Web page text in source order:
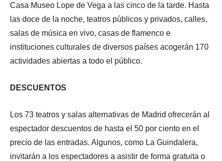
Casa Museo Lope de Vega a las cinco de la tarde. Hasta
las doce de la noche, teatros públicos y privados, calles,
salas de música en vivo, casas de flamenco e
instituciones culturales de diversos países acogerán 170
actividades abiertas a todo el público.
DESCUENTOS
Los 73 teatros y salas alternativas de Madrid ofrecerán al
espectador descuentos de hasta el 50 por ciento en el
precio de las entradas. Algunos, como La Guindalera,
invitarán a los espectadores a asistir de forma gratuita o